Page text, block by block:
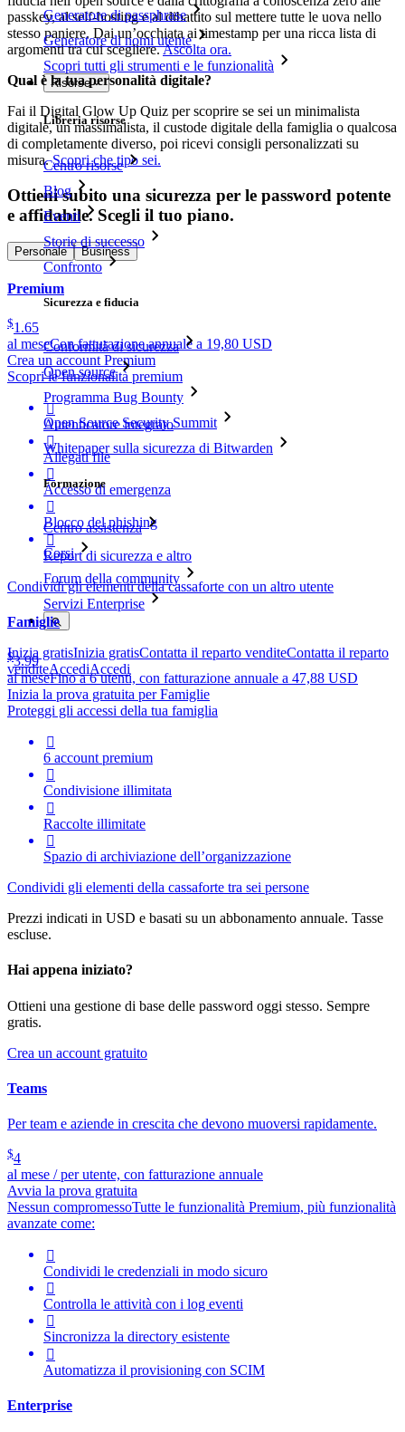
Generatore di passphrase
Generatore di nomi utente
Scopri tutti gli strumenti e le funzionalità
Risorse
Libreria risorse
Centro risorse
Blog
Eventi
Storie di successo
Confronto
Sicurezza e fiducia
Conformità di sicurezza
Open source
Programma Bug Bounty
Open Source Security Summit
Whitepaper sulla sicurezza di Bitwarden
Formazione
Centro assistenza
Corsi
Forum della community
Servizi Enterprise
Inizia gratisInizia gratisContatta il reparto venditeContatta il reparto
venditeAccediAccedi
passkey, al self-hosting e al dibattito sul mettere tutte le uova nello
stesso paniere. Dai un’occhiata ai timestamp per una ricca lista di
argomenti tra cui scegliere.Ascolta ora.
Qual è la tua personalità digitale?
Fai il Digital Glow Up Quiz per scoprire se sei un minimalista
digitale, un massimalista, il custode digitale della famiglia o qualcosa
di completamente diverso, poi ricevi consigli personalizzati su
misura.Scopri che tipo sei.
Ottieni subito una sicurezza per le password potente
e affidabile. Scegli il tuo piano.
Personale Business
Premium
$1.65
al meseCon fatturazione annuale a 19,80 USD
Crea un account Premium
Scopri le funzionalità premium

Autenticatore integrato

Allegati file

Accesso di emergenza

Blocco del phishing

Report di sicurezza e altro
Condividi gli elementi della cassaforte con un altro utente
Famiglie
$3.99
al meseFino a 6 utenti, con fatturazione annuale a 47,88 USD
Inizia la prova gratuita per Famiglie
Proteggi gli accessi della tua famiglia

6 account premium

Condivisione illimitata

Raccolte illimitate

Spazio di archiviazione dell’organizzazione
Condividi gli elementi della cassaforte tra sei persone
Prezzi indicati in USD e basati su un abbonamento annuale. Tasse
escluse.
Hai appena iniziato?
Ottieni una gestione di base delle password oggi stesso. Sempre
gratis.
Crea un account gratuito
Teams
Per team e aziende in crescita che devono muoversi rapidamente.
$4
al mese / per utente, con fatturazione annuale
Avvia la prova gratuita
Nessun compromessoTutte le funzionalità Premium, più funzionalità
avanzate come:

Condividi le credenziali in modo sicuro

Controlla le attività con i log eventi

Sincronizza la directory esistente

Automatizza il provisioning con SCIM
Enterprise